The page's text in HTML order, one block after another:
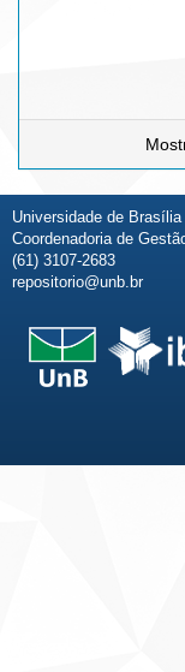
Universidade de
Coordenadoria de
(61) 3107-2683
repositorio@unb.br